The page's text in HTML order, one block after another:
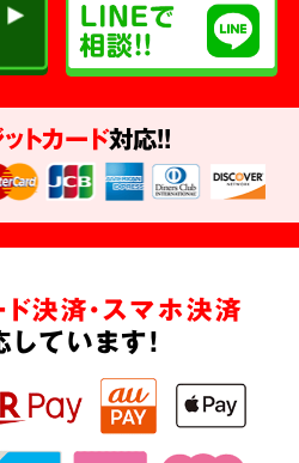
トカード対応!!
決済・スマホ決済
しています!